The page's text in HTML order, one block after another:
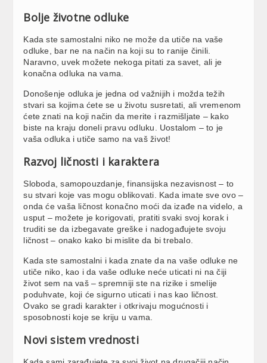
Bolje životne odluke
Kada ste samostalni niko ne može da utiče na vaše
odluke, bar ne na način na koji su to ranije činili.
Naravno, uvek možete nekoga pitati za savet, ali je
konačna odluka na vama.
Donošenje odluka je jedna od važnijih i možda težih
stvari sa kojima ćete se u životu susretati, ali vremenom
ćete znati na koji način da merite i razmišljate – kako
biste na kraju doneli pravu odluku. Uostalom – to je
vaša odluka i utiče samo na vaš život!
Razvoj ličnosti i karaktera
Sloboda, samopouzdanje, finansijska nezavisnost – to
su stvari koje vas mogu oblikovati. Kada imate sve ovo –
onda će vaša ličnost konačno moći da izađe na videlo, a
usput – možete je korigovati, pratiti svaki svoj korak i
truditi se da izbegavate greške i nadogađujete svoju
ličnost – onako kako bi mislite da bi trebalo.
Kada ste samostalni i kada znate da na vaše odluke ne
utiče niko, kao i da vaše odluke neće uticati ni na čiji
život sem na vaš – spremniji ste na rizike i smelije
poduhvate, koji će sigurno uticati i nas kao ličnost.
Ovako se gradi karakter i otkrivaju mogućnosti i
sposobnosti koje se kriju u vama.
Novi sistem vrednosti